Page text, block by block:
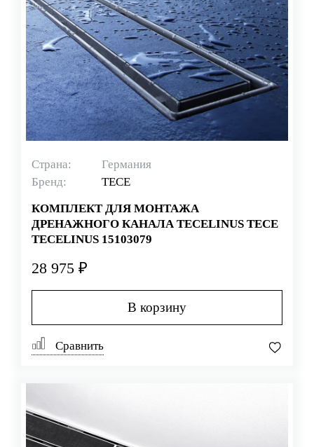
Страна:
Германия
Бренд:
TECE
КОМПЛЕКТ ДЛЯ МОНТАЖА
ДРЕНАЖНОГО КАНАЛА TECELINUS TECE
TECELINUS 15103079
28 975 ₽
В корзину
Сравнить